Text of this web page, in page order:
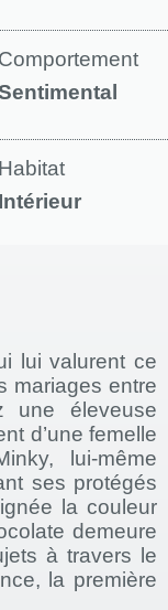
Comportement
Habitat
Intérieur
lui valurent ce
mariages entre
une éleveuse
d’une femelle
lui-même
ses protégés
la couleur
demeure
à travers le
la première